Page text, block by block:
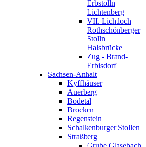
Erbstolln
Lichtenberg
VII. Lichtloch
Rothschönberger
Stolln
Halsbrücke
Zug - Brand-
Erbisdorf
Sachsen-Anhalt
Kyffhäuser
Auerberg
Bodetal
Brocken
Regenstein
Schalkenburger Stollen
Straßberg
Grube Glasebach